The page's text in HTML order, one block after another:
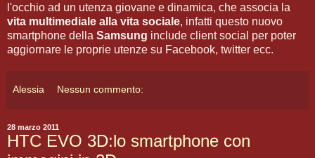
l'occhio ad un utenza giovane e dinamica, che associa la
vita multimediale alla vita sociale, infatti questo nuovo
smartphone della Samsung include client social per poter
aggiornare le proprie utenze su Facebook, twitter ecc.
Alessia Nessun commento:
28 marzo 2011
HTC EVO 3D:lo smartphone con